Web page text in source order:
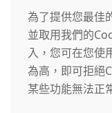
為了提供您最佳
並取用我們的
入，您可在您使
為高，即可拒絕
某些功能無法正